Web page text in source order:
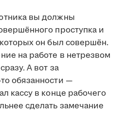
вы должны
проступка и
он был совершён.
на работе в нетрезвом
А вот за
обязанности —
кассу в конце рабочего
сделать замечание